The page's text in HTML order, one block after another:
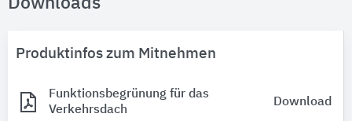
Produktinfos zum Mitnehmen
Funktionsbegrünung für das
Verkehrsdach
Download